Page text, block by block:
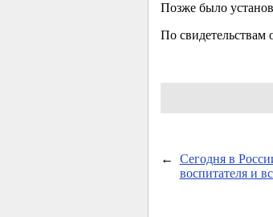
Позже было
По свидетельствам
←
Сегодня в
воспитателя и